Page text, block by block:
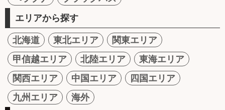
エリアから探す
北海道 東北エリア
関東エリア
甲信越エリア
北陸エリア
東海エリア
関西エリア
中国エリア
四国エリア
九州エリア
海外